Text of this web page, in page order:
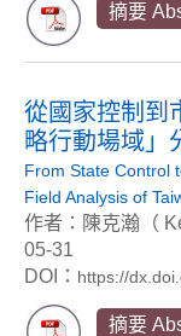
摘要
從國家控制到
略行動場域」
From State Control
Field Analysis of
作者：陳克瀚（
05-31
DOI： https://
摘要